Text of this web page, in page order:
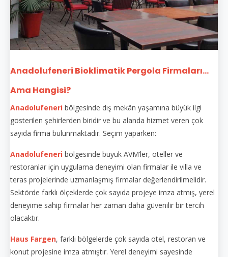
Anadolufeneri Bioklimatik Pergola Firmaları...
Ama Hangisi?
Anadolufeneri bölgesinde dış mekân yaşamına büyük ilgi
gösterilen şehirlerden biridir ve bu alanda hizmet veren çok
sayıda firma bulunmaktadır. Seçim yaparken:
Anadolufeneri bölgesinde büyük AVM’ler, oteller ve
restoranlar için uygulama deneyimi olan firmalar ile villa ve
teras projelerinde uzmanlaşmış firmalar değerlendirilmelidir.
Sektörde farklı ölçeklerde çok sayıda projeye imza atmış, yerel
deneyime sahip firmalar her zaman daha güvenilir bir tercih
olacaktır.
Haus Fargen, farklı bölgelerde çok sayıda otel, restoran ve
konut projesine imza atmıştır. Yerel deneyimi sayesinde